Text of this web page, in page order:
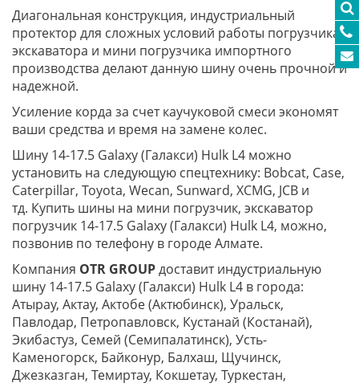
Диагональная конструкция, индустриальный
протектор для сложных условий работы погрузчика
экскаватора и мини погрузчика импортного
производства делают данную шину очень прочной и
надежной.
Усиление корда за счет каучуковой смеси экономят
ваши средства и время на замене колес.
Шину 14-17.5 Galaxy (Галакси) Hulk L4 можно
установить на следующую спецтехнику: Bobcat, Case,
Caterpillar, Toyota, Wecan, Sunward, XCMG, JCB и
тд. Купить шины на мини погрузчик, экскаватор
погрузчик 14-17.5 Galaxy (Галакси) Hulk L4, можно,
позвонив по телефону в городе Алмате.
Компания OTR GROUPдоставит индустриальную
шину 14-17.5 Galaxy (Галакси) Hulk L4 в города:
Атырау, Актау, Актобе (Актюбинск), Уральск,
Павлодар, Петропавловск, Кустанай (Костанай),
Экибастуз, Семей (Семипалатинск), Усть-
Каменогорск, Байконур, Балхаш, Щучинск,
Джезказган, Темиртау, Кокшетау, Туркестан,